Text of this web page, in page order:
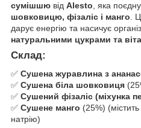
сумішшю від Alesto, яка
шовковицю, фізаліс і манго.
дарує енергію та насичує
натуральними цукрами та
Склад:
✅ Сушена журавлина з
✅ Сушена біла шовковиця
✅ Сушений фізаліс (міхунка
✅ Сушене манго (25%)
натрію)